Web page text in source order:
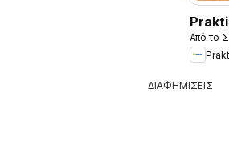
Από το
ΔΙΑΦΗΜΙΣΕΙΣ